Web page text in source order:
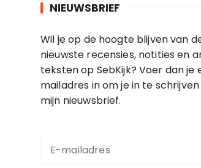
NIEUWSBRIEF
Wil je op de hoogte blijven van
nieuwste recensies, notities en
teksten op SebKijk? Voer dan je
mailadres in om je in te
mijn nieuwsbrief.